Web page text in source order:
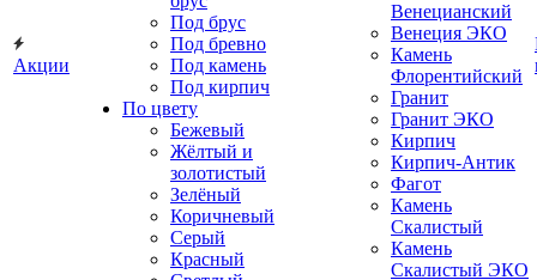
Акции
Под брус
Под бревно
Под камень
Под кирпич
По цвету
Бежевый
Жёлтый и
золотистый
Зелёный
Коричневый
Серый
Красный
Венецианский
Венеция ЭКО
Камень
Флорентийский
Гранит
Гранит ЭКО
Кирпич
Кирпич-Антик
Фагот
Камень
Скалистый
Камень
Скалистый ЭКО